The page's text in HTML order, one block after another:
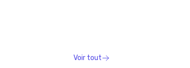
Voir tout